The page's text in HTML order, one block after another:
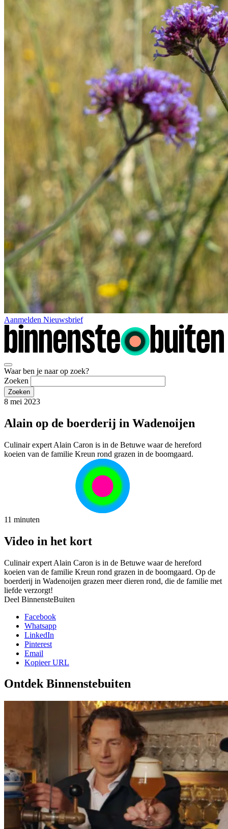
Aanmelden Nieuwsbrief
Waar ben je naar op zoek?
Zoeken
8 mei 2023
Alain op de boerderij in Wadenoijen
Culinair expert Alain Caron is in de Betuwe waar de hereford
koeien van de familie Kreun rond grazen in de boomgaard.
11 minuten
Video in het kort
Culinair expert Alain Caron is in de Betuwe waar de hereford
koeien van de familie Kreun rond grazen in de boomgaard. Op de
boerderij in Wadenoijen grazen meer dieren rond, die de familie met
liefde verzorgt!
Deel BinnensteBuiten
Facebook
Whatsapp
LinkedIn
Pinterest
Email
Kopieer URL
Ontdek Binnenstebuiten